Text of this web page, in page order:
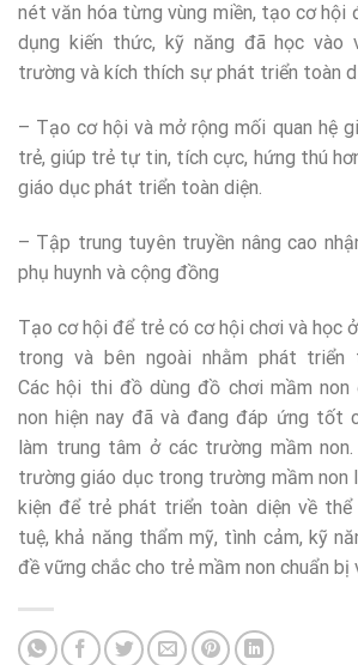
nét văn hóa từng vùng miền, tạo cơ hội
dụng kiến thức, kỹ năng đã học vào
trường và kích thích sự phát triển toàn
– Tạo cơ hội và mở rộng mối quan hệ
trẻ, giúp trẻ tự tin, tích cực, hứng thú
giáo dục phát triển toàn diện.
– Tập trung tuyên truyền nâng cao
phụ huynh và cộng đồng
Tạo cơ hội để trẻ có cơ hội chơi và học
trong và bên ngoài nhằm phát triển
Các hội thi đồ dùng đồ chơi mầm
non hiện nay đã và đang đáp ứng tốt
làm trung tâm ở các trường mầm
trường giáo dục trong trường mầm non
kiện để trẻ phát triển toàn diện về
tuệ, khả năng thẩm mỹ, tình cảm, kỹ
đề vững chắc cho trẻ mầm non chuẩn bị